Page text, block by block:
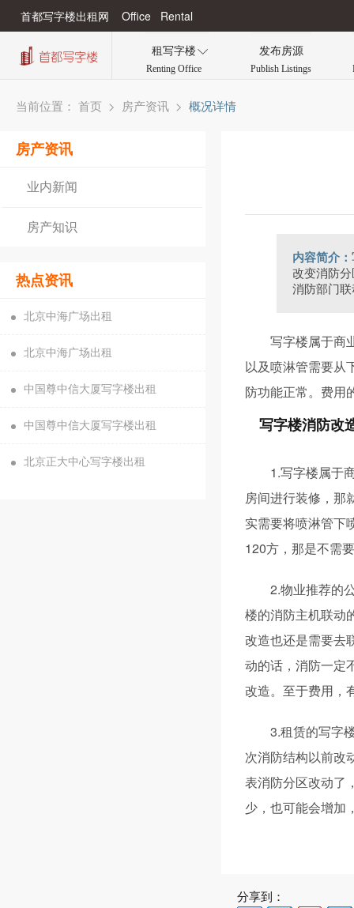
首都写字楼出租网 Office Rental
租写字楼
Renting Office
 发布房源
Publish Listings
当前位置： 首页 > 房产资讯 > 概况详情
房产资讯
业内新闻
房产知识
热点资讯
北京中海广场出租
北京中海广场出租
中国尊中信大厦写字楼出租
中国尊中信大厦写字楼出租
北京正大中心写字楼出租
内容简介：
改变消防
消防部门
写字楼属于商
以及喷淋管需要从
防功能正常。费用
写字楼消防改
1.写字楼属于
房间进行装修，那
实需要将喷淋管下
120方，那是不需
2.物业推荐的
楼的消防主机联动
改造也还是需要去
动的话，消防一定
改造。至于费用，
3.租赁的写字
次消防结构以前改
表消防分区改动了
少，也可能会增加
分享到：